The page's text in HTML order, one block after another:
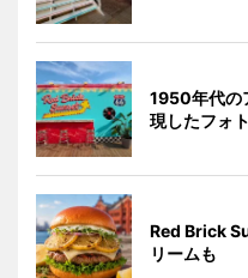
1950年代の
現したフォ
Red Brick
リームも